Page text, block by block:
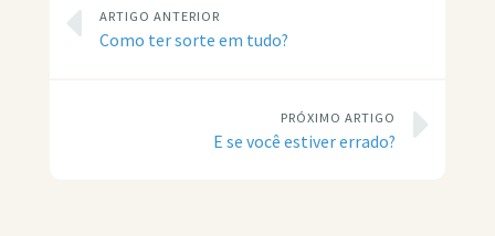
ARTIGO ANTERIOR
Como ter sorte em tudo?
PRÓXIMO ARTIGO
E se você estiver errado?